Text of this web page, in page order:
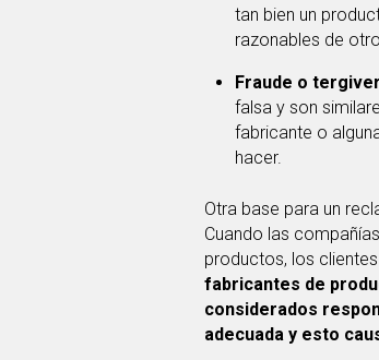
tan bien un
razonables de
Fraude o
falsa y son
fabricante o
hacer.
Otra base para un
Cuando las
productos, los
fabricantes de
considerados
adecuada y esto